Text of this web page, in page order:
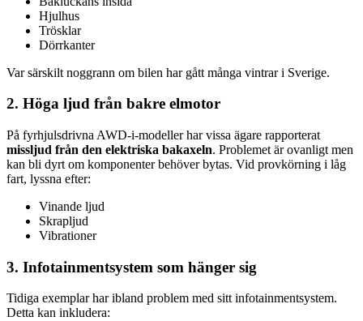
Hjulhus
Trösklar
Dörrkanter
Var särskilt noggrann om bilen har gått många vintrar i Sverige.
2. Höga ljud från bakre elmotor
På fyrhjulsdrivna AWD-i-modeller har vissa ägare rapporterat
missljud från den elektriska bakaxeln. Problemet är ovanligt men
kan bli dyrt om komponenter behöver bytas. Vid provkörning i låg
fart, lyssna efter:
Vinande ljud
Skrapljud
Vibrationer
3. Infotainmentsystem som hänger sig
Tidiga exemplar har ibland problem med sitt infotainmentsystem.
Detta kan inkludera: